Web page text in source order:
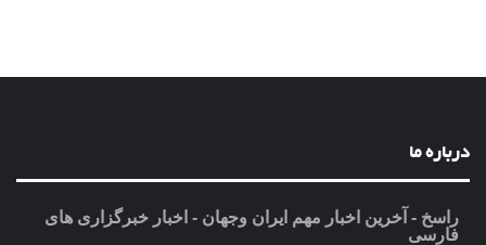
درباره ما
راسخ - آخرین اخبار مهم ایران وجهان - اخبار خبرگزاری های
فارسی